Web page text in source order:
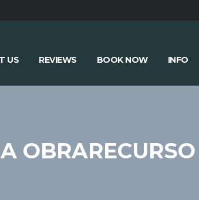
US REVIEWS BOOK NOW INFO
OBRARECURSO